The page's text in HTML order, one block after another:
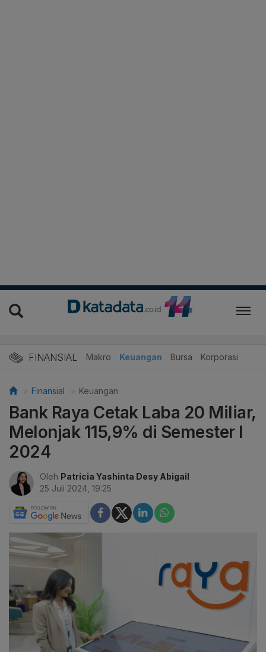
FINANSIAL Makro Keuangan Bursa Korporasi
Finansial Keuangan
Bank Raya Cetak Laba 20 Miliar,
Melonjak 115,9% di Semester I
2024
Oleh Patricia Yashinta Desy Abigail
25 Juli 2024, 19:25